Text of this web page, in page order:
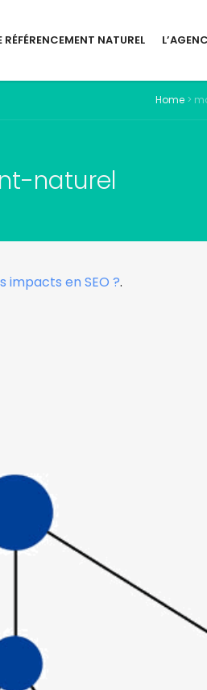
RÉFÉRENCEMENT NATUREL
Home >
naturel
impacts en SEO ?.